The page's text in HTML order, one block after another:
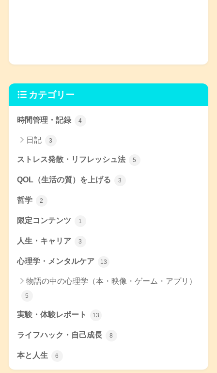
カテゴリー
時間管理・記録 4
日記 3
ストレス発散・リフレッシュ法 5
QOL（生活の質）を上げる 3
哲学 2
限定コンテンツ 1
人生・キャリア 3
心理学・メンタルケア 13
物語の中の心理学（本・映像・ゲーム・アプリ）
5
実験・体験レポート 13
ライフハック・自己成長 8
本と人生 6